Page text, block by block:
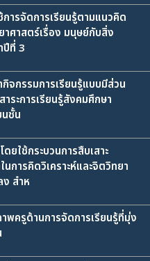
ารจัดการเรียนรู้ตามแนวคิด
าศาสตร์เรื่อง มนุษย์กับสิ่ง
ปีที่ 3
จกรรมการเรียนรู้แบบมีส่วน
ระการเรียนรู้สังคมศึกษา
ชั้น
ยใช้กระบวนการสืบเสาะ
การคิดวิเคราะห์และจิตวิทยา
ง สำห
พครูด้านการจัดการเรียนรู้ที่มุ่ง